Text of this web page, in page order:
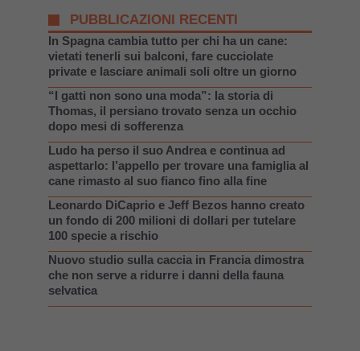
PUBBLICAZIONI RECENTI
In Spagna cambia tutto per chi ha un cane:
vietati tenerli sui balconi, fare cucciolate
private e lasciare animali soli oltre un giorno
“I gatti non sono una moda”: la storia di
Thomas, il persiano trovato senza un occhio
dopo mesi di sofferenza
Ludo ha perso il suo Andrea e continua ad
aspettarlo: l’appello per trovare una famiglia al
cane rimasto al suo fianco fino alla fine
Leonardo DiCaprio e Jeff Bezos hanno creato
un fondo di 200 milioni di dollari per tutelare
100 specie a rischio
Nuovo studio sulla caccia in Francia dimostra
che non serve a ridurre i danni della fauna
selvatica